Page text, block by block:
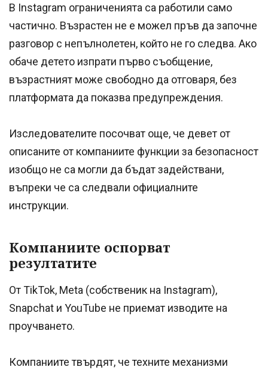
В Instagram ограниченията са работили само
частично. Възрастен не е можел пръв да започне
разговор с непълнолетен, който не го следва. Ако
обаче детето изпрати първо съобщение,
възрастният може свободно да отговаря, без
платформата да показва предупреждения.
Изследователите посочват още, че девет от
описаните от компаниите функции за безопасност
изобщо не са могли да бъдат задействани,
въпреки че са следвали официалните
инструкции.
Компаниите оспорват
резултатите
От TikTok, Meta (собственик на Instagram),
Snapchat и YouTube не приемат изводите на
проучването.
Компаниите твърдят, че техните механизми